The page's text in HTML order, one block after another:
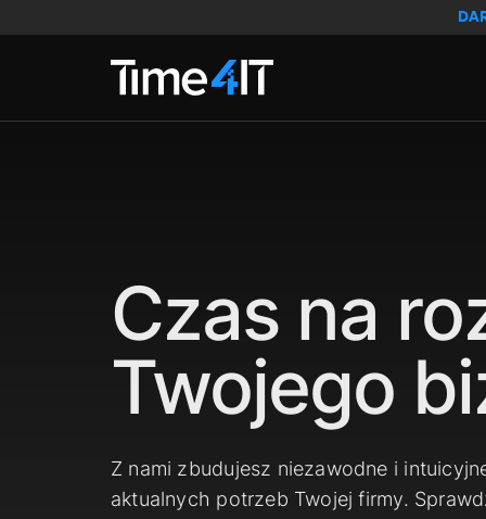
Czas na
Twojego
Z nami zbudujesz niezawodne i
aktualnych potrzeb Twojej firmy.